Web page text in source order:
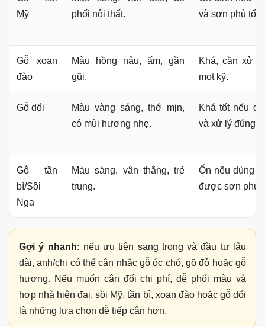
Mỹ
phối nội thất.
và sơn phủ tốt.
Gỗ xoan
đào
Màu hồng nâu, ấm, gần
gũi.
Khá, cần xử
mọt kỹ.
Gỗ dổi
Màu vàng sáng, thớ mịn,
có mùi hương nhẹ.
Khá tốt nếu
và xử lý đúng
Gỗ tần
bì/Sồi
Nga
Màu sáng, vân thẳng, trẻ
trung.
Ổn nếu dùng
được sơn phủ
Gợi ý nhanh: nếu ưu tiên sang trọng và đầu tư lâu
dài, anh/chị có thể cân nhắc gỗ óc chó, gõ đỏ hoặc gỗ
hương. Nếu muốn cân đối chi phí, dễ phối màu và
hợp nhà hiện đại, sồi Mỹ, tần bì, xoan đào hoặc gỗ dổi
là những lựa chọn dễ tiếp cận hơn.